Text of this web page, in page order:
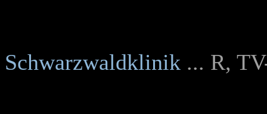
Schwarzwaldklinik ... R,